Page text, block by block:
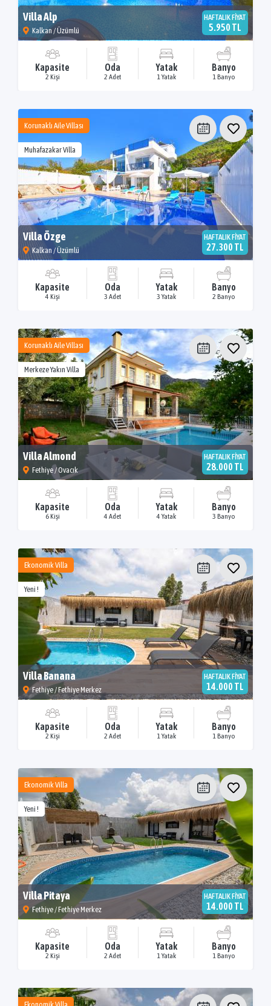
Villa Alp
Kalkan / Üzümlü
HAFTALIK FİYAT
5.950 TL
Kapasite
2 Kişi
Oda
2 Adet
Yatak
1 Yatak
Banyo
1 Banyo
Korunaklı Aile Villası
Muhafazakar Villa
Villa Özge
Kalkan / Üzümlü
HAFTALIK FİYAT
27.300 TL
Kapasite
4 Kişi
Oda
3 Adet
Yatak
3 Yatak
Banyo
2 Banyo
Korunaklı Aile Villası
Merkeze Yakın Villa
Villa Almond
Fethiye / Ovacık
HAFTALIK FİYAT
28.000 TL
Kapasite
6 Kişi
Oda
4 Adet
Yatak
4 Yatak
Banyo
3 Banyo
Ekonomik Villa
Yeni !
Villa Banana
Fethiye / Fethiye Merkez
HAFTALIK FİYAT
14.000 TL
Kapasite
2 Kişi
Oda
2 Adet
Yatak
1 Yatak
Banyo
1 Banyo
Ekonomik Villa
Yeni !
Villa Pitaya
Fethiye / Fethiye Merkez
HAFTALIK FİYAT
14.000 TL
Kapasite
2 Kişi
Oda
2 Adet
Yatak
1 Yatak
Banyo
1 Banyo